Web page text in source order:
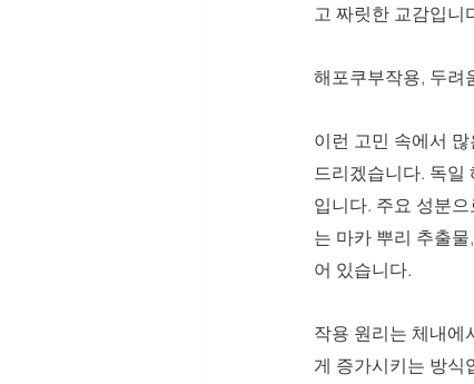
고 짜릿한 교감입니
해포쿠부작용, 두려
이런 고민 속에서
드리겠습니다. 독일
입니다. 주요 성분
는 마카 뿌리 추출
어 있습니다.
작용 원리는 체내에
게 증가시키는 방식